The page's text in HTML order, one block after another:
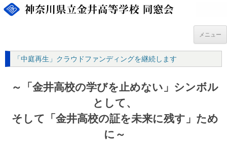
ン
キ
プ
メニュー
「中庭再生」クラウドファンディングを継続します
～「金井高校の学びを止めない」シンボル
として、
そして「金井高校の証を未来に残す」ため
に～